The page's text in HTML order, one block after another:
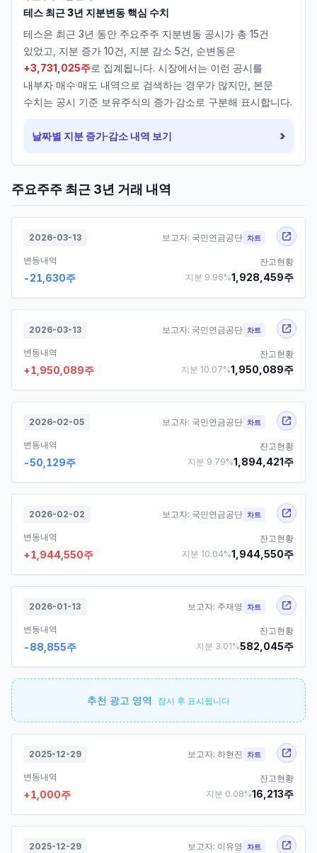
테스 최근 3년 지분변동 핵심 수치
테스은 최근 3년 동안 주요주주 지분변동 공시가 총 15건
있었고, 지분 증가 10건, 지분 감소 5건, 순변동은
+3,731,025주로 집계됩니다. 시장에서는 이런 공시를
내부자 매수·매도 내역으로 검색하는 경우가 많지만, 본문
수치는 공시 기준 보유주식의 증가·감소로 구분해 표시합니다.
날짜별 지분 증가·감소 내역 보기 ›
주요주주 최근 3년 거래 내역
2026-03-13 보고자: 국민연금공단 차트
변동내역
-21,630주
잔고현황
지분 9.96%1,928,459주
2026-03-13 보고자: 국민연금공단 차트
변동내역
+1,950,089주
잔고현황
지분 10.07%1,950,089주
2026-02-05 보고자: 국민연금공단 차트
변동내역
-50,129주
잔고현황
지분 9.79%1,894,421주
2026-02-02 보고자: 국민연금공단 차트
변동내역
+1,944,550주
잔고현황
지분 10.04%1,944,550주
2026-01-13 보고자: 주재영 차트
변동내역
-88,855주
잔고현황
지분 3.01%582,045주
추천 광고 영역 잠시 후 표시됩니다
2025-12-29 보고자: 하현진 차트
변동내역
+1,000주
잔고현황
지분 0.08%16,213주
2025-12-29 보고자: 이유영 차트